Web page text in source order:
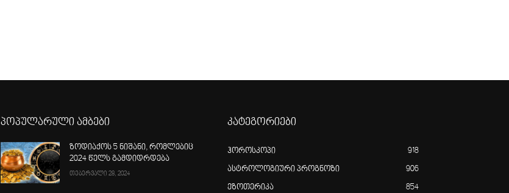
პოპულარული ამბები
ზოდიაქოს 5 ნიშანი, რომლებიც
2024 წელს გამდიდრდება
თებერვალი 28, 2024
კატეგორიები
ჰოროსკოპი 918
ასტროლოგიური პროგნოზი 906
ეზოთერიკა 854